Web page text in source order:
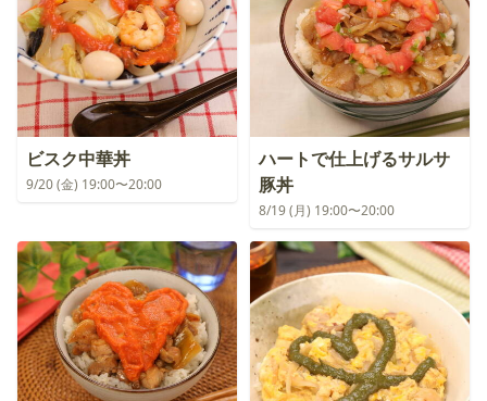
ビスク中華丼
9/20 (金) 19:00〜20:00
ハートで仕上げるサルサ
豚丼
8/19 (月) 19:00〜20:00